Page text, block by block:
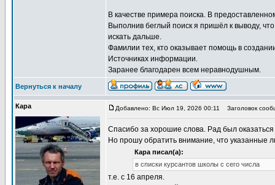
В качестве примера поиска. В
Выполнив беглый поиск я пришёл к выводу,
искать дальше.
Фамилии тех, кто оказывает помощь в
Источниках информации.
Заранее благодарен всем неравнодушным.
Вернуться к началу
Кара Добавлено: Вс Июл 19, 2026 00:11 Заголовок
Спасибо за хорошие слова. Рад был
Но прошу обратить внимание, что указанные
Кара писал(а):
в списки курсантов школы с сего числа
т.е. с 16 апреля.